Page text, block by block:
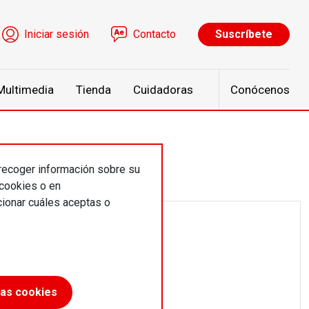
de cuenta de usuario
Iniciar sesión Contacto Suscríbete
Tienda Cuidadoras Conócenos
información sobre su
o en
cuáles aceptas o
cookies